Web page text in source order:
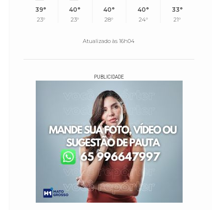
39°
23°
40°
23°
40°
28°
40°
24°
33°
21°
Atualizado às 16h04
PUBLICIDADE